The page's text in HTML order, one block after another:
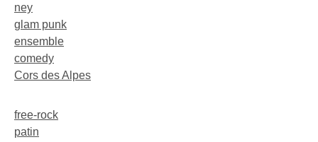
ney
glam punk
ensemble
comedy
Cors des Alpes
free-rock
patin